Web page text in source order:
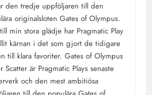
den tredje uppföljaren till den
originalsloten Gates of Olympus.
min stora glädje har Pragmatic Play
kärnan i det som gjort de tidigare
till klara favoriter. Gates of Olympus
Scatter är Pragmatic Plays senaste
och den mest ambitiösa